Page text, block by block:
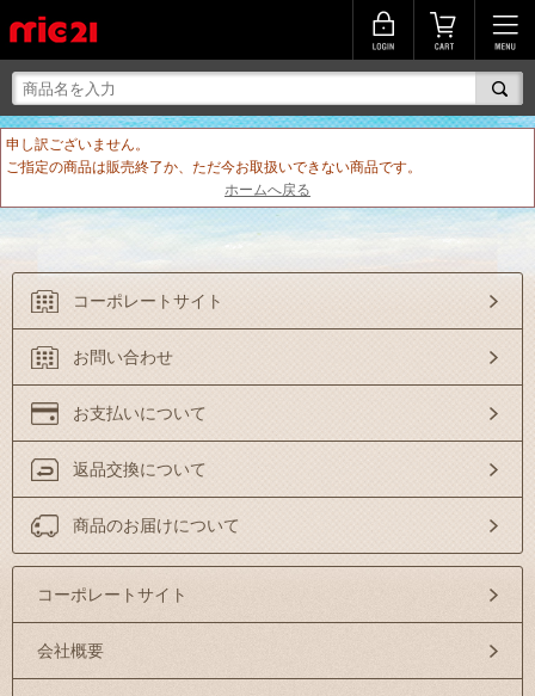
申し訳ございません。
ご指定の商品は販売終了か、ただ今お取扱いできない商品です。
ホームへ戻る
コーポレートサイト
お問い合わせ
お支払いについて
返品交換について
商品のお届けについて
コーポレートサイト
会社概要